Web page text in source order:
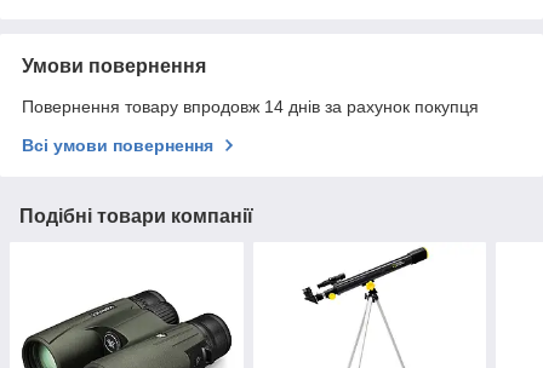
Умови повернення
Повернення товару впродовж 14 днів за рахунок покупця
Всі умови повернення
Подібні товари компанії